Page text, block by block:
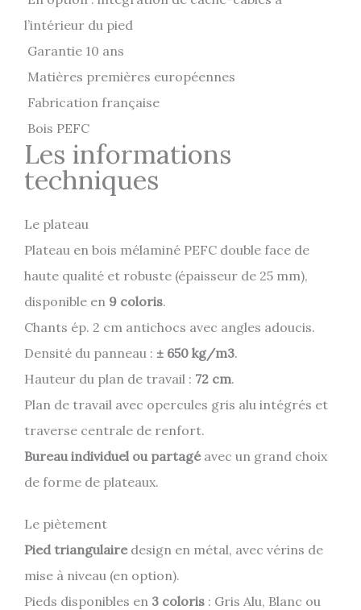
l’intérieur du pied
Garantie 10 ans
Matières premières européennes
Fabrication française
Bois PEFC
Les informations
techniques
Le plateau
Plateau en bois mélaminé PEFC double face de
haute qualité et robuste (épaisseur de 25 mm),
disponible en 9 coloris.
Chants ép. 2 cm antichocs avec angles adoucis.
Densité du panneau : ± 650 kg/m3.
Hauteur du plan de travail : 72 cm.
Plan de travail avec opercules gris alu intégrés et
traverse centrale de renfort.
Bureau individuel ou partagéavec un grand choix
de forme de plateaux.
Le piètement
Pied triangulairedesign en métal, avec vérins de
mise à niveau (en option).
Pieds disponibles en 3 coloris : Gris Alu, Blanc ou